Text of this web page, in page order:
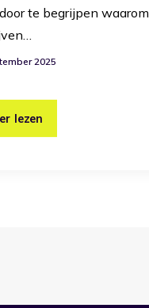
te begrijpen waarom
2025
lezen